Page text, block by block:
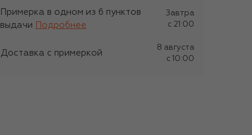
Примерка в одном из 6 пунктов
выдачи
Подробнее
Завтра
c 21:00
Доставка с примеркой
8 августа
c 10:00